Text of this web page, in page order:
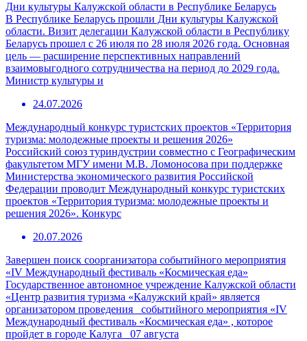
Дни культуры Калужской области в Республике Беларусь
В Республике Беларусь прошли Дни культуры Калужской
области. Визит делегации Калужской области в Республику
Беларусь прошел с 26 июля по 28 июля 2026 года. Основная
цель — расширение перспективных направлений
взаимовыгодного сотрудничества на период до 2029 года.
Министр культуры и
24.07.2026
Международный конкурс туристских проектов «Территория
туризма: молодежные проекты и решения 2026»
Российский союз туриндустрии совместно с Географическим
факультетом МГУ имени М.В. Ломоносова при поддержке
Министерства экономического развития Российской
Федерации проводит Международный конкурс туристских
проектов «Территория туризма: молодежные проекты и
решения 2026». Конкурс
20.07.2026
Завершен поиск соорганизатора событийного мероприятия
«IV Международный фестиваль «Космическая еда»
Государственное автономное учреждение Калужской области
«Центр развития туризма «Калужский край» является
организатором проведения событийного мероприятия «IV
Международный фестиваль «Космическая еда» , которое
пройдет в городе Калуга 07 августа